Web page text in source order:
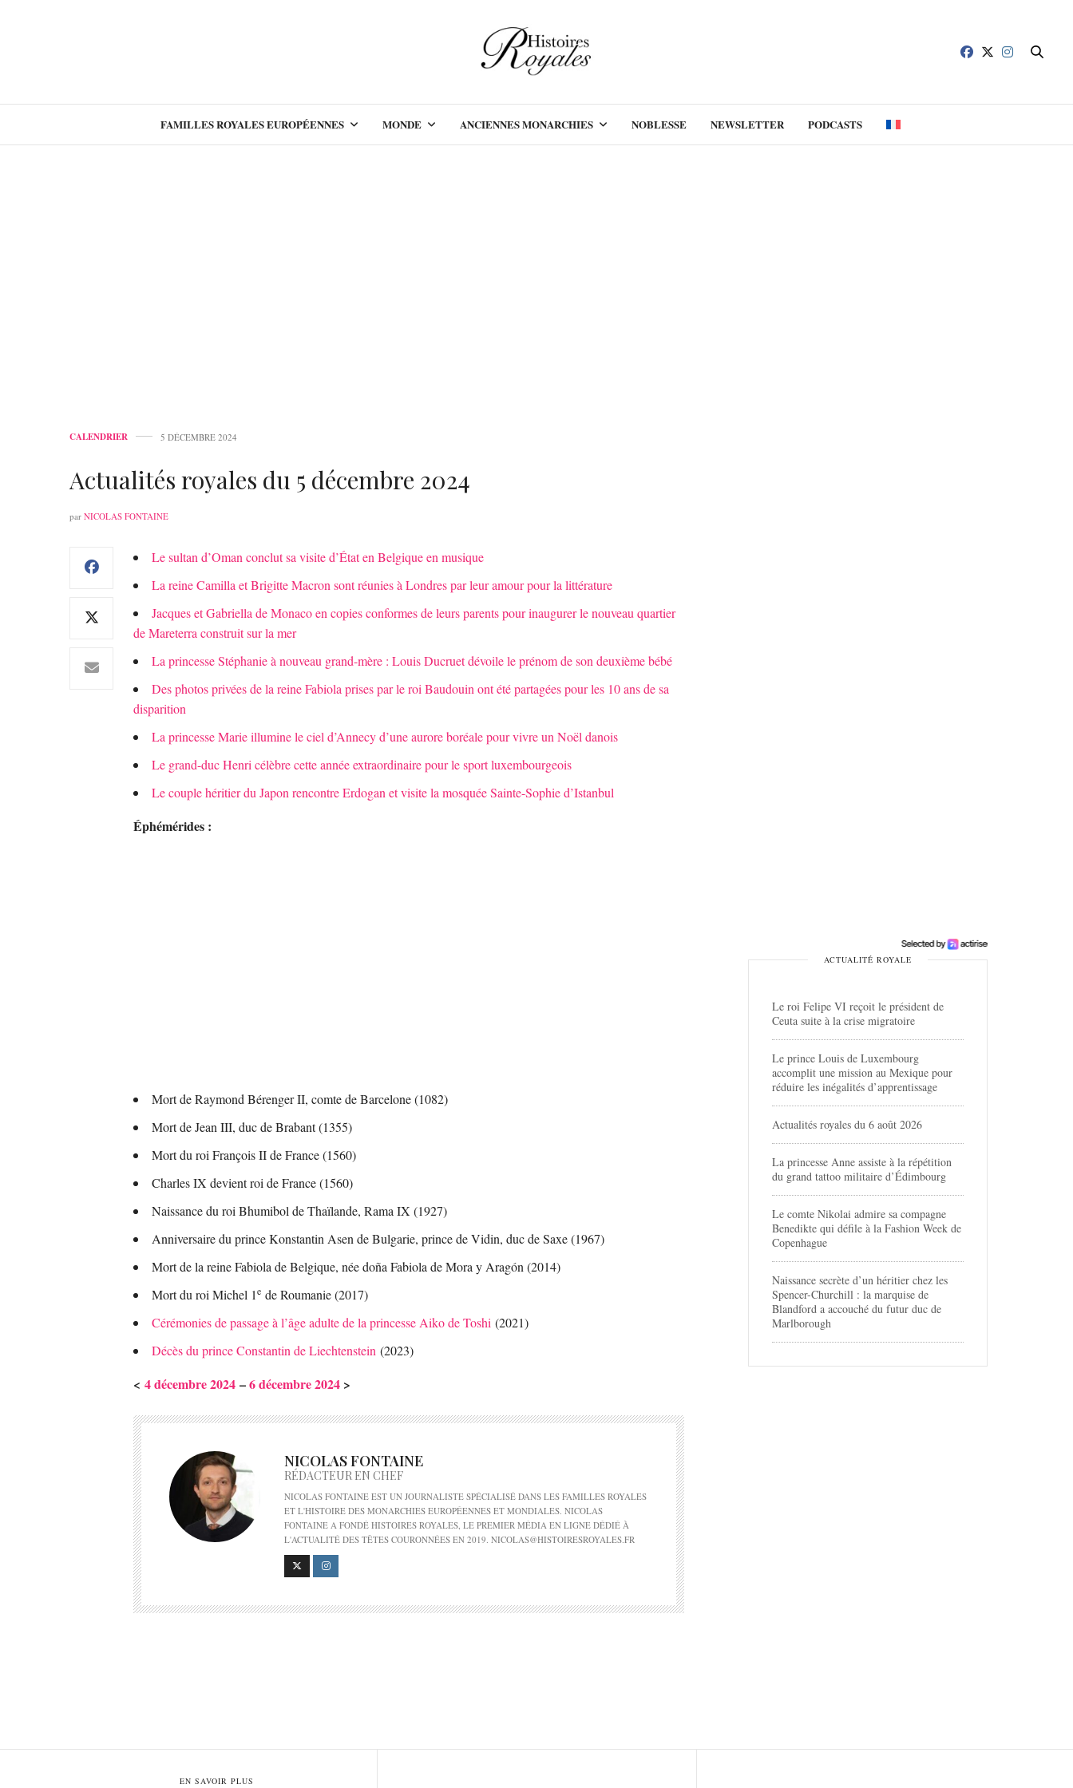
FAMILLES ROYALES EUROPÉENNES MONDE ANCIENNES MONARCHIES NOBLESSE NEWSLETTER PODCASTS
CALENDRIER 5 DÉCEMBRE 2024
Actualités royales du 5 décembre 2024
par NICOLAS FONTAINE
Le sultan d’Oman conclut sa visite d’État en Belgique en musique
La reine Camilla et Brigitte Macron sont réunies à Londres par leur amour pour la littérature
Jacques et Gabriella de Monaco en copies conformes de leurs parents pour inaugurer le nouveau quartier
de Mareterra construit sur la mer
La princesse Stéphanie à nouveau grand-mère : Louis Ducruet dévoile le prénom de son deuxième bébé
Des photos privées de la reine Fabiola prises par le roi Baudouin ont été partagées pour les 10 ans de sa
disparition
La princesse Marie illumine le ciel d’Annecy d’une aurore boréale pour vivre un Noël danois
Le grand-duc Henri célèbre cette année extraordinaire pour le sport luxembourgeois
Le couple héritier du Japon rencontre Erdogan et visite la mosquée Sainte-Sophie d’Istanbul
Éphémérides :
Mort de Raymond Bérenger II, comte de Barcelone (1082)
Mort de Jean III, duc de Brabant (1355)
Mort du roi François II de France (1560)
Charles IX devient roi de France (1560)
Naissance du roi Bhumibol de Thaïlande, Rama IX (1927)
Anniversaire du prince Konstantin Asen de Bulgarie, prince de Vidin, duc de Saxe (1967)
Mort de la reine Fabiola de Belgique, née doña Fabiola de Mora y Aragón (2014)
Mort du roi Michel 1e de Roumanie (2017)
Cérémonies de passage à l’âge adulte de la princesse Aiko de Toshi (2021)
Décès du prince Constantin de Liechtenstein (2023)
< 4 décembre 2024 –6 décembre 2024 >
NICOLAS FONTAINE
RÉDACTEUR EN CHEF
NICOLAS FONTAINE EST UN JOURNALISTE SPÉCIALISÉ DANS LES FAMILLES ROYALES
ET L'HISTOIRE DES MONARCHIES EUROPÉENNES ET MONDIALES. NICOLAS
FONTAINE A FONDÉ HISTOIRES ROYALES, LE PREMIER MÉDIA EN LIGNE DÉDIÉ À
L'ACTUALITÉ DES TÊTES COURONNÉES EN 2019. NICOLAS@HISTOIRESROYALES.FR
ACTUALITÉ ROYALE
Le roi Felipe VI reçoit le président de
Ceuta suite à la crise migratoire
Le prince Louis de Luxembourg
accomplit une mission au Mexique pour
réduire les inégalités d’apprentissage
Actualités royales du 6 août 2026
La princesse Anne assiste à la répétition
du grand tattoo militaire d’Édimbourg
Le comte Nikolai admire sa compagne
Benedikte qui défile à la Fashion Week de
Copenhague
Naissance secrète d’un héritier chez les
Spencer-Churchill : la marquise de
Blandford a accouché du futur duc de
Marlborough
EN SAVOIR PLUS